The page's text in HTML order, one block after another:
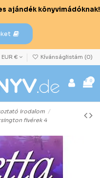
ajándék könyvimádóknak!
EUR € Kívánságlistám (0)
0
irodalom
fivérek 4